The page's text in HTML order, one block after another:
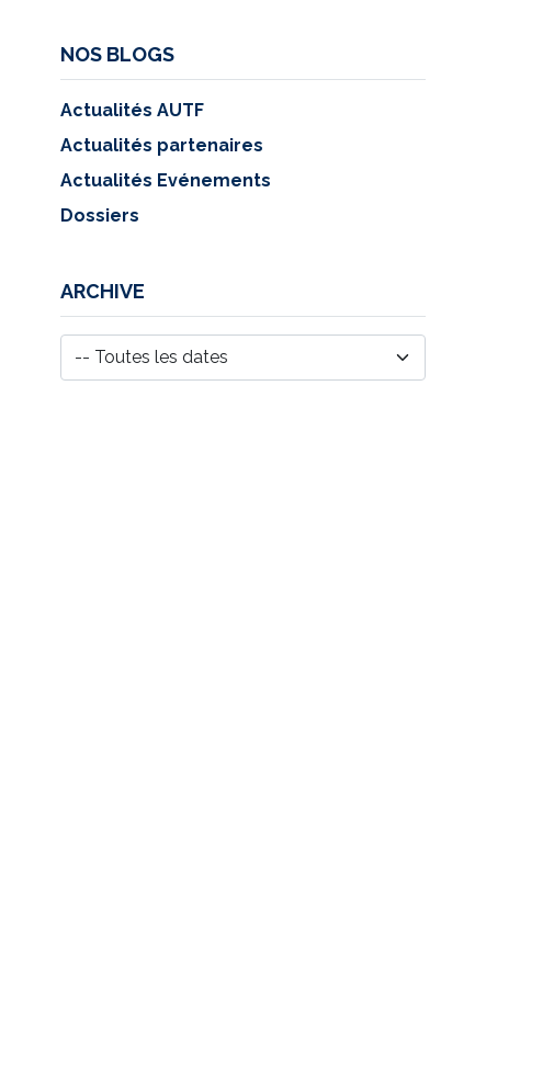
NOS BLOGS
Actualités AUTF
Actualités partenaires
Actualités Evénements
Dossiers
ARCHIVE